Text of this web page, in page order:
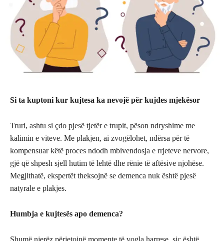
Si ta kuptoni kur kujtesa ka nevojë për kujdes mjekësor
Truri, ashtu si çdo pjesë tjetër e trupit, pëson ndryshime me
kalimin e viteve. Me plakjen, ai zvogëlohet, ndërsa për të
kompensuar këtë proces ndodh mbivendosja e rrjeteve nervore,
gjë që shpesh sjell hutim të lehtë dhe rënie të aftësive njohëse.
Megjithatë, ekspertët theksojnë se demenca nuk është pjesë
natyrale e plakjes.
Humbja e kujtesës apo demenca?
Shumë njerëz përjetojnë momente të vogla harrese, siç është